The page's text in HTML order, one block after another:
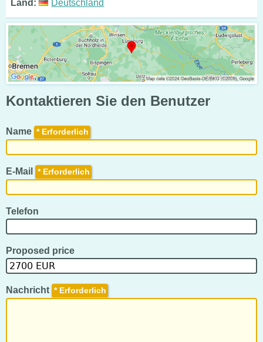
Land:
Deutschland
Kontaktieren Sie den Benutzer
Name *
E-Mail *
Telefon
Proposed price
Nachricht *